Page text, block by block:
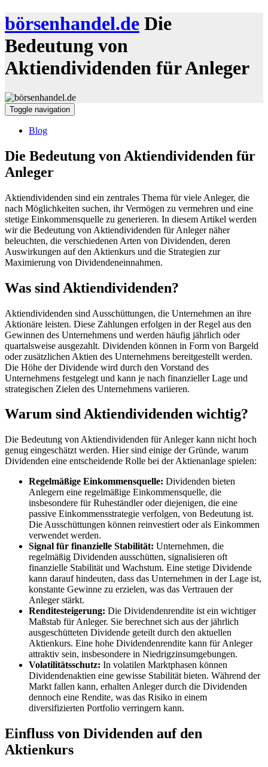
börsenhandel.de Die
Bedeutung von
Aktiendividenden für Anleger
Toggle navigation
Blog
Die Bedeutung von Aktiendividenden für
Anleger
Aktiendividenden sind ein zentrales Thema für viele Anleger, die
nach Möglichkeiten suchen, ihr Vermögen zu vermehren und eine
stetige Einkommensquelle zu generieren. In diesem Artikel werden
wir die Bedeutung von Aktiendividenden für Anleger näher
beleuchten, die verschiedenen Arten von Dividenden, deren
Auswirkungen auf den Aktienkurs und die Strategien zur
Maximierung von Dividendeneinnahmen.
Was sind Aktiendividenden?
Aktiendividenden sind Ausschüttungen, die Unternehmen an ihre
Aktionäre leisten. Diese Zahlungen erfolgen in der Regel aus den
Gewinnen des Unternehmens und werden häufig jährlich oder
quartalsweise ausgezahlt. Dividenden können in Form von Bargeld
oder zusätzlichen Aktien des Unternehmens bereitgestellt werden.
Die Höhe der Dividende wird durch den Vorstand des
Unternehmens festgelegt und kann je nach finanzieller Lage und
strategischen Zielen des Unternehmens variieren.
Warum sind Aktiendividenden wichtig?
Die Bedeutung von Aktiendividenden für Anleger kann nicht hoch
genug eingeschätzt werden. Hier sind einige der Gründe, warum
Dividenden eine entscheidende Rolle bei der Aktienanlage spielen:
Regelmäßige Einkommensquelle: Dividenden bieten
Anlegern eine regelmäßige Einkommensquelle, die
insbesondere für Ruheständler oder diejenigen, die eine
passive Einkommensstrategie verfolgen, von Bedeutung ist.
Die Ausschüttungen können reinvestiert oder als Einkommen
verwendet werden.
Signal für finanzielle Stabilität: Unternehmen, die
regelmäßig Dividenden ausschütten, signalisieren oft
finanzielle Stabilität und Wachstum. Eine stetige Dividende
kann darauf hindeuten, dass das Unternehmen in der Lage ist,
konstante Gewinne zu erzielen, was das Vertrauen der
Anleger stärkt.
Renditesteigerung: Die Dividendenrendite ist ein wichtiger
Maßstab für Anleger. Sie berechnet sich aus der jährlich
ausgeschütteten Dividende geteilt durch den aktuellen
Aktienkurs. Eine hohe Dividendenrendite kann für Anleger
attraktiv sein, insbesondere in Niedrigzinsumgebungen.
Volatilitätsschutz: In volatilen Marktphasen können
Dividendenaktien eine gewisse Stabilität bieten. Während der
Markt fallen kann, erhalten Anleger durch die Dividenden
dennoch eine Rendite, was das Risiko in einem
diversifizierten Portfolio verringern kann.
Einfluss von Dividenden auf den
Aktienkurs